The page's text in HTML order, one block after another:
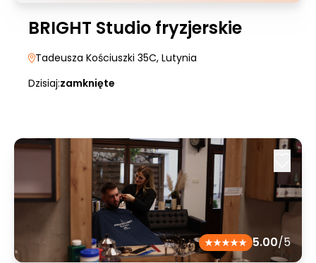
BRIGHT Studio fryzjerskie
Tadeusza Kościuszki 35C, Lutynia
Dzisiaj:zamknięte
5.00/5